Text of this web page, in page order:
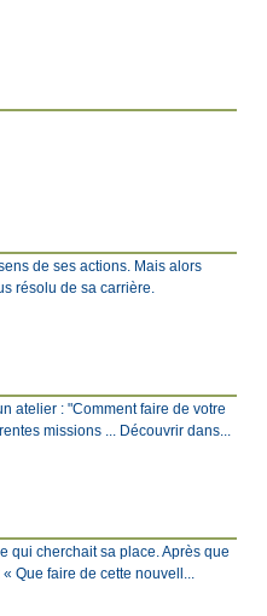
de ses actions. Mais alors
résolu de sa carrière.
atelier : "Comment faire de votre
missions ... Découvrir dans...
qui cherchait sa place. Après que
Que faire de cette nouvell...